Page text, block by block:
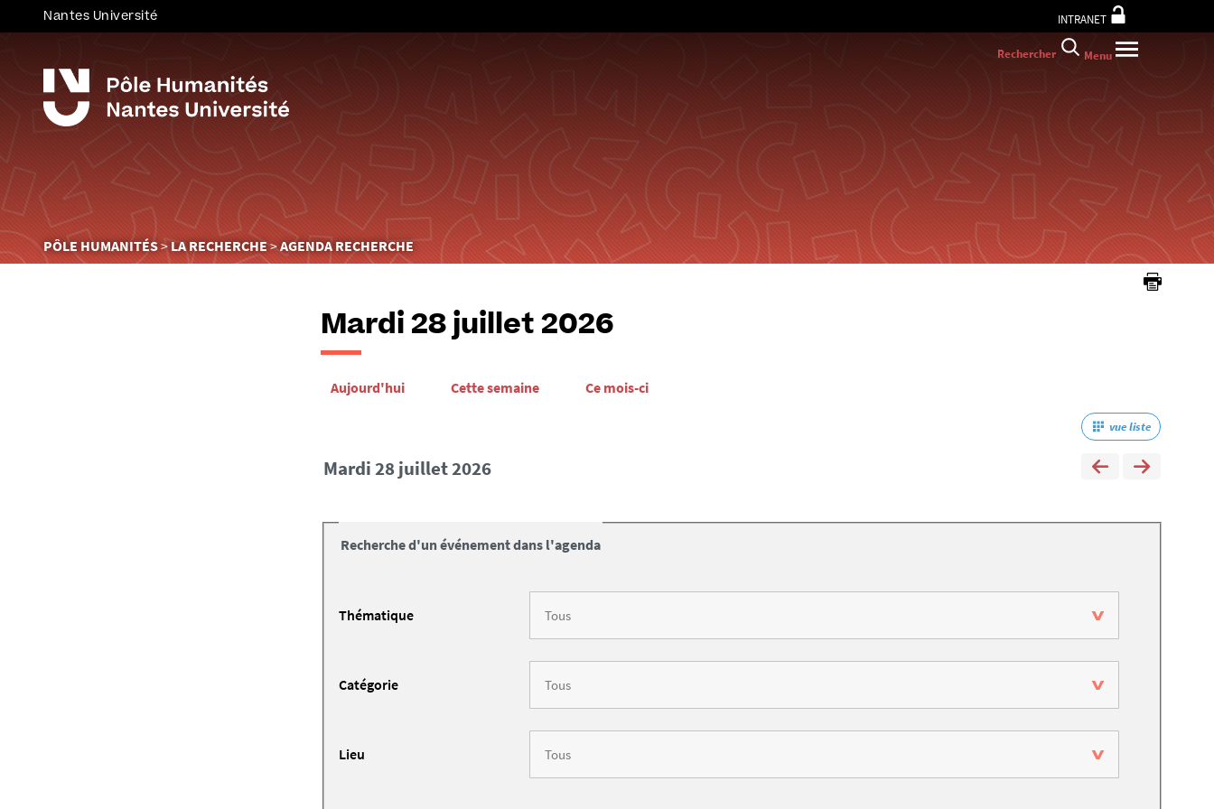
au
Nantes Université INTRANET
Vous
êtes
PÔLE HUMANITÉS LA RECHERCHE AGENDA RECHERCHE
Rechercher Menu
Mardi 28 juillet 2026
Aujourd'hui Cette semaine Ce mois-ci
vue liste
mardi 28 juillet 2026
Recherche d'un événement dans l'agenda
Thématique
Catégorie
Lieu